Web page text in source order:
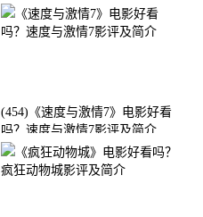
(454)《速度与激情7》电影好看
吗？速度与激情7影评及简介